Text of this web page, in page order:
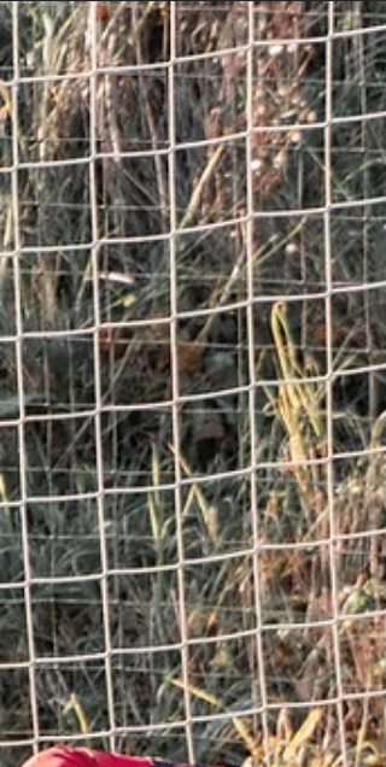
développement.